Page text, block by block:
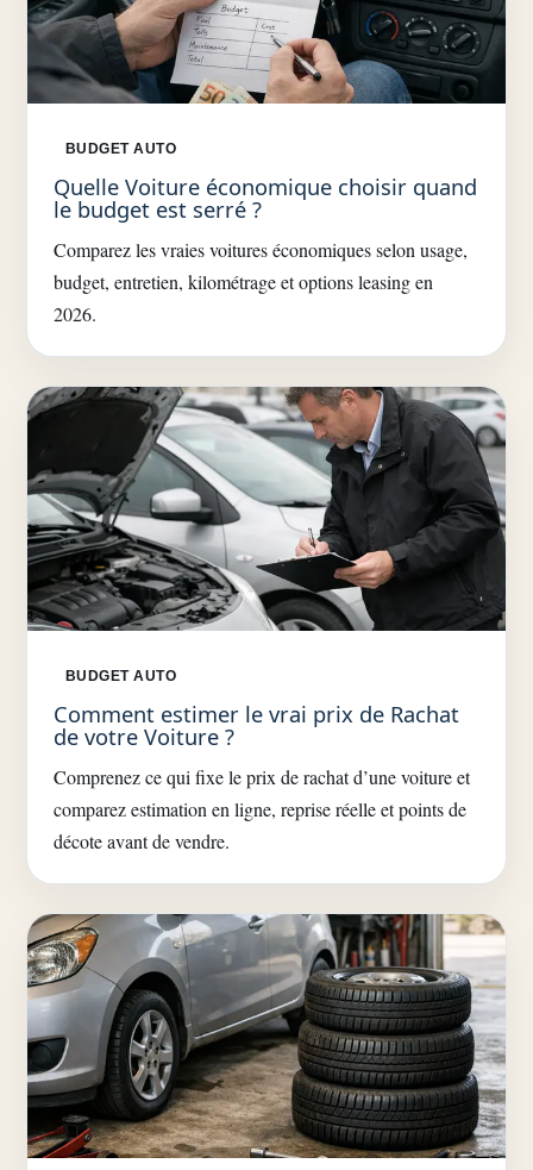
BUDGET AUTO
Quelle Voiture économique choisir quand
le budget est serré ?
Comparez les vraies voitures économiques selon usage,
budget, entretien, kilométrage et options leasing en
2026.
BUDGET AUTO
Comment estimer le vrai prix de Rachat
de votre Voiture ?
Comprenez ce qui fixe le prix de rachat d’une voiture et
comparez estimation en ligne, reprise réelle et points de
décote avant de vendre.